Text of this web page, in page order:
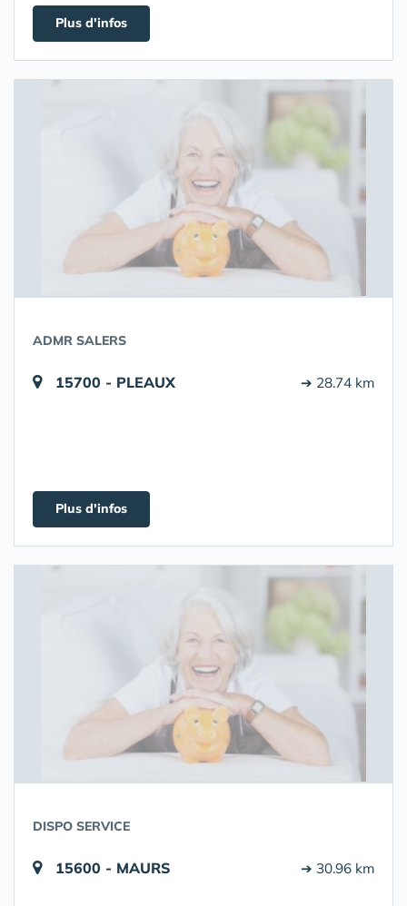
Plus d'infos
ADMR SALERS
15700 - PLEAUX ➔ 28.74 km
Plus d'infos
DISPO SERVICE
15600 - MAURS ➔ 30.96 km